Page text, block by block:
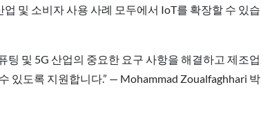
및 소비자 사용 사례 모두에서 IoT를 확장할 수 있
및 5G 산업의 중요한 요구 사항을 해결하고 제조
도록 지원합니다.” — Mohammad Zoualfaghhari